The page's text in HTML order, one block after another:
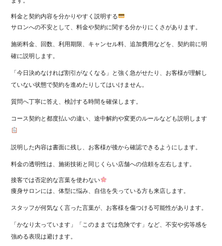
料金と契約内容を分かりやすく説明する
サロンへの不安として、料金や契約に関する分かりにくさがあります。
施術料金、回数、利用期限、キャンセル料、追加費用などを、契約前に明
確に説明します。
「今日決めなければ割引がなくなる」と強く急がせたり、お客様が理解し
ていない状態で契約を進めたりしてはいけません。
質問へ丁寧に答え、検討する時間を確保します。
コース契約と都度払いの違い、途中解約や変更のルールなども説明します
説明した内容は書面に残し、お客様が後から確認できるようにします。
料金の透明性は、施術技術と同じくらい店舗への信頼を左右します。
接客では否定的な言葉を使わない
痩身サロンには、体型に悩み、自信を失っている方も来店します。
スタッフが何気なく言った言葉が、お客様を傷つける可能性があります。
「かなり太っています」「このままでは危険です」など、不安や劣等感を
強める表現は避けます。